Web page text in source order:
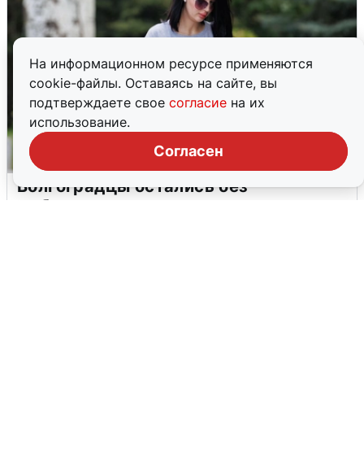
На информационном ресурсе применяются
cookie-файлы. Оставаясь на сайте, вы
подтверждаете свое согласие на их
использование.
Согласен
Волгоградцы остались без
мобильного интернета